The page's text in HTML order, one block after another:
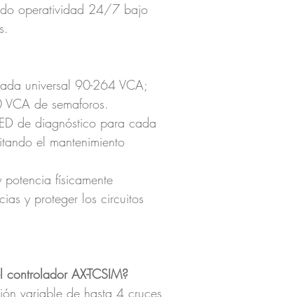
operatividad 24/7 bajo
universal 90-264 VCA;
de semaforos.
de diagnóstico para cada
el mantenimiento
físicamente
y proteger los circuitos
AX-TCSIM?
variable de hasta 4 cruces